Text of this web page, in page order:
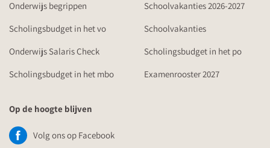
Onderwijs begrippen
Schoolvakanties 2026-2027
Scholingsbudget in het vo
Schoolvakanties
Onderwijs Salaris Check
Scholingsbudget in het po
Scholingsbudget in het mbo
Examenrooster 2027
Op de hoogte blijven
Volg ons op Facebook